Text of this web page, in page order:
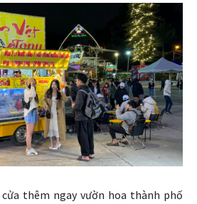
thêm ngay vườn hoa thành phố